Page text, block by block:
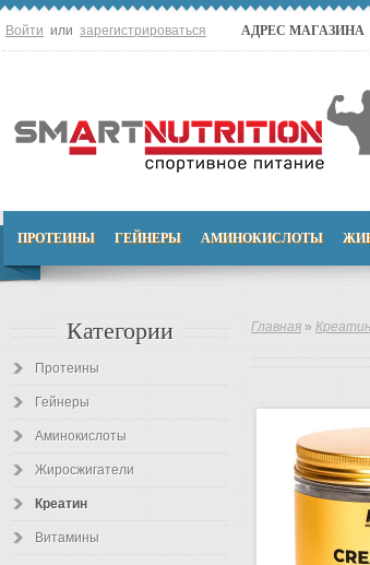
Войти или зарегистрироваться АДРЕС МАГАЗИНА
ПРОТЕИНЫ ГЕЙНЕРЫ АМИНОКИСЛОТЫ
Категории
Протеины
Гейнеры
Аминокислоты
Жиросжигатели
Креатин
Витамины
Главная » Креатин